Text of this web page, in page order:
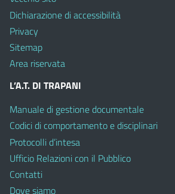
Dichiarazione di accessibilità
Privacy
Sitemap
Area riservata
L’A.T. DI TRAPANI
Manuale di gestione documentale
Codici di comportamento e disciplinari
Protocolli d’intesa
Ufficio Relazioni con il Pubblico
Contatti
Dove siamo